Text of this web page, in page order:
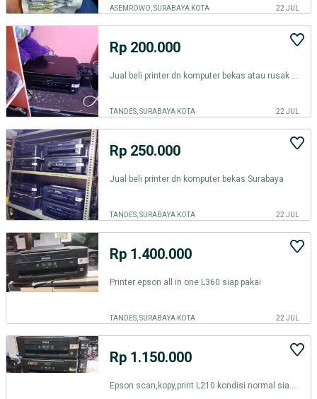
ASEMROWO, SURABAYA KOTA 22 JUL
Rp 200.000
TANDES, SURABAYA KOTA 22 JUL
Rp 250.000
Jual beli printer dn komputer bekas Surabaya
TANDES, SURABAYA KOTA 22 JUL
Rp 1.400.000
Printer epson all in one L360 siap pakai
TANDES, SURABAYA KOTA 22 JUL
Rp 1.150.000